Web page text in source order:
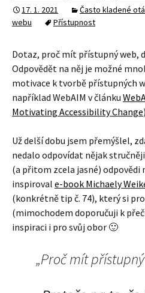
17. 1. 2021 Často kladené
webu
Přístupnost
Dotaz, proč mít přístupný web,
Odpovědět na něj je možné
motivace k tvorbě přístupných
například WebAIM v článku
Motivating Accessibility Change
Už delší dobu jsem přemýšlel,
nedalo odpovídat nějak
(a přitom zcela jasné) odpovědi
inspiroval e-book Michaely
(konkrétně tip č. 74), který si
(mimochodem doporučuji k
inspiraci i pro svůj obor 🙂
„Proč mít